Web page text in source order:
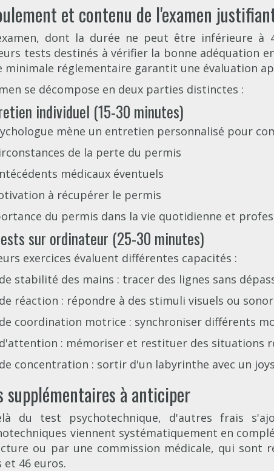
et contenu de l'examen
dont la durée ne peut être inférieure à
tests destinés à vérifier la bonne adéquation
minimale réglementaire garantit une évaluation
se décompose en deux parties distinctes :
individuel (15-30 minutes)
mène un entretien personnalisé pour
de la perte du permis
médicaux éventuels
à récupérer le permis
du permis dans la vie quotidienne et
sur ordinateur (25-30 minutes)
exercices évaluent différentes capacités :
stabilité des mains : tracer des lignes sans
réaction : répondre à des stimuli visuels ou
coordination motrice : synchroniser différents
: mémoriser et restituer des situations
concentration : sortir d'un labyrinthe avec un
supplémentaires à anticiper
du test psychotechnique, d'autres frais
viennent systématiquement en
ou par une commission médicale, qui sont
et 46 euros.